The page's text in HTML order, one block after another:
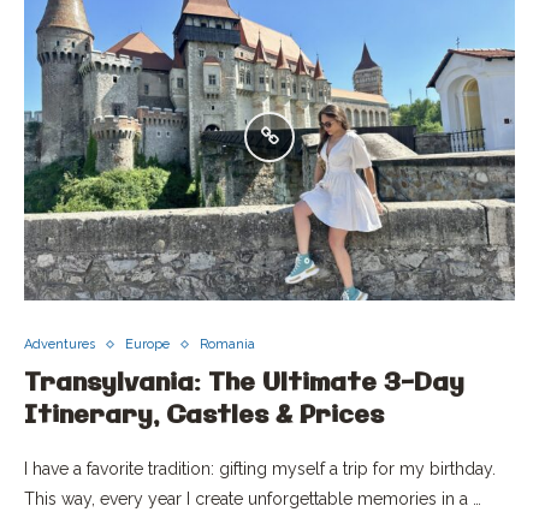
Adventures Europe Romania
Transylvania: The Ultimate 3-Day
Itinerary, Castles & Prices
I have a favorite tradition: gifting myself a trip for my birthday.
This way, every year I create unforgettable memories in a …